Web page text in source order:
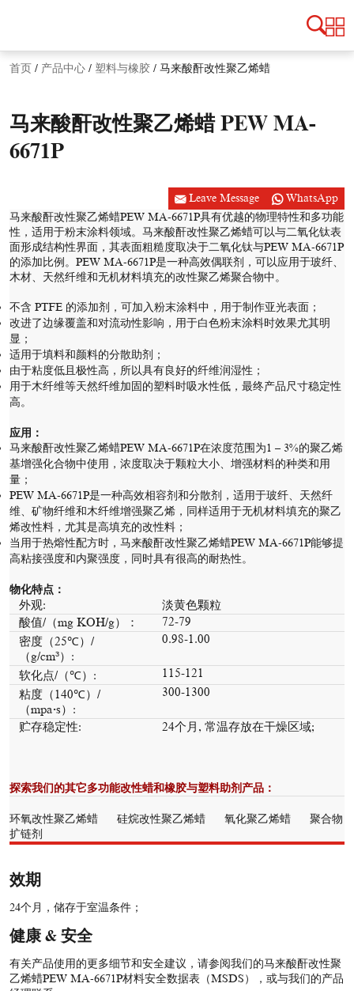
首页 / 产品中心 / 塑料与橡胶 / 马来酸酐改性聚乙烯蜡
马来酸酐改性聚乙烯蜡 PEW MA-
6671P
Leave Message
WhatsApp
马来酸酐改性聚乙烯蜡PEW MA-6671P具有优越的物理特性和多功能
性，适用于粉末涂料领域。马来酸酐改性聚乙烯蜡可以与二氧化钛表
面形成结构性界面，其表面粗糙度取决于二氧化钛与PEW MA-6671P
的添加比例。PEW MA-6671P是一种高效偶联剂，可以应用于玻纤、
木材、天然纤维和无机材料填充的改性聚乙烯聚合物中。
不含 PTFE 的添加剂，可加入粉末涂料中，用于制作亚光表面；
改进了边缘覆盖和对流动性影响，用于白色粉末涂料时效果尤其明
显；
适用于填料和颜料的分散助剂；
由于粘度低且极性高，所以具有良好的纤维润湿性；
用于木纤维等天然纤维加固的塑料时吸水性低，最终产品尺寸稳定性
高。
应用：
马来酸酐改性聚乙烯蜡PEW MA-6671P在浓度范围为1 – 3%的聚乙烯
基增强化合物中使用，浓度取决于颗粒大小、增强材料的种类和用
量；
PEW MA-6671P是一种高效相容剂和分散剂，适用于玻纤、天然纤
维、矿物纤维和木纤维增强聚乙烯，同样适用于无机材料填充的聚乙
烯改性料，尤其是高填充的改性料；
当用于热熔性配方时，马来酸酐改性聚乙烯蜡PEW MA-6671P能够提
高粘接强度和内聚强度，同时具有很高的耐热性。
物化特点：
外观:
淡黄色颗粒
酸值/（mg KOH/g）：
72-79
密度（25℃）/
（g/cm³）:
0.98-1.00
软化点/（℃）:
115-121
粘度（140℃）/
（mpa·s）:
300-1300
贮存稳定性: 24个月, 常温存放在干燥区域;
探索我们的其它多功能改性蜡和橡胶与塑料助剂产品：
环氧改性聚乙烯蜡 硅烷改性聚乙烯蜡 氧化聚乙烯蜡
聚合物
扩链剂
效期
24个月，储存于室温条件；
健康 & 安全
有关产品使用的更多细节和安全建议，请参阅我们的马来酸酐改性聚
乙烯蜡PEW MA-6671P材料安全数据表（MSDS），或与我们的产品